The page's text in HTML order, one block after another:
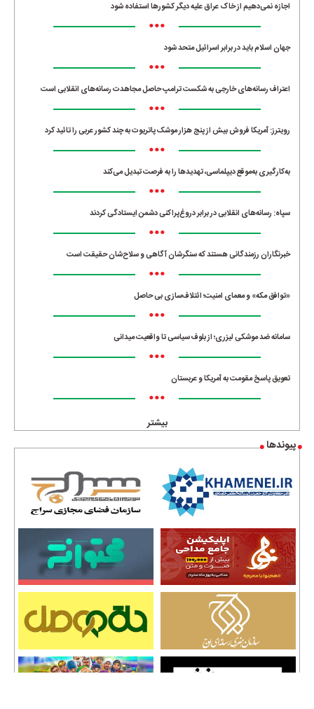
اجازه نمی‌دهیم از خاک عراق علیه دیگر کشورها استفاده شود
•••
جهان اسلام باید در برابر اسرائیل متحد شود
•••
اعتراف رسانه‌های خارجی به شکست ترامپ حاصل مجاهدت رسانه‌های انقلابی است
•••
رویترز: آمریکا فروش بیش از پنج هزار موشک پاتریوت به چند کشور عربی را تائید کرد
•••
به‌کارگیری به‌موقع دیپلماسی، تهدیدها را به فرصت تبدیل می‌کند
•••
سپاه: رسانه‌های انقلابی در برابر دروغ‌پراکنی دشمن ایستادگی کردند
•••
خبرنگاران رزمندگانی هستند که سنگرشان آگاهی و سلاح‌شان حقیقت است
•••
«توافق مکه» و معمای امنیت؛ ائتلاف‌سازی بی حاصل
•••
سامانه ضد موشکی لیزری؛ از بلوف سیاسی تا واقعیت میدانی
•••
تعویق پاسخ مقومت به آمریکا و عربستان
•••
بیشتر
پیوندها